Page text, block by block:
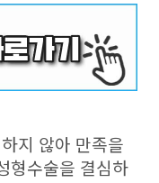
지 않아 만족을
형수술을 결심하